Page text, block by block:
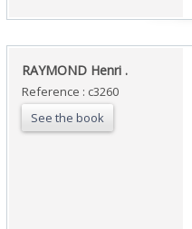
‎RAYMOND Henri .‎
Reference : c3260
See the book